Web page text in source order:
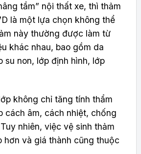
tầm” nội thất xe, thì thảm
là một lựa chọn không thể
này thường được làm từ
khác nhau, bao gồm da
su non, lớp định hình, lớp
không chỉ tăng tính thẩm
cách âm, cách nhiệt, chống
nhiên, việc vệ sinh thảm
hơn và giá thành cũng thuộc